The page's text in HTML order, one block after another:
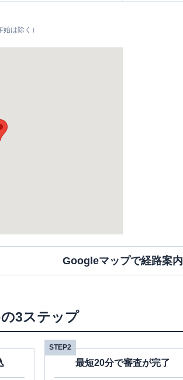
は除く）
Googleマップで経路案内
3ステップ
STEP2
最短20分で審査が完了